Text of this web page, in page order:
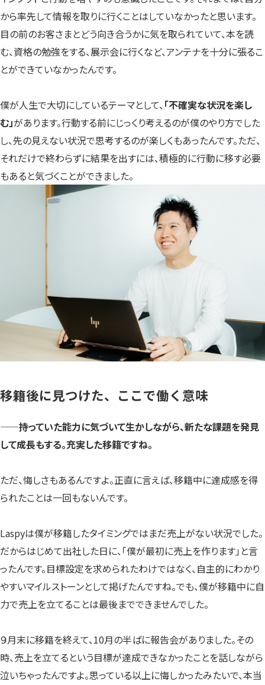
から率先して情報を取りに行くことはしていなかったと思います。
目の前のお客さまとどう向き合うかに気を取られていて、本を読
む、資格の勉強をする、展示会に行くなど、アンテナを十分に張るこ
とができていなかったんです。
僕が人生で大切にしているテーマとして、「不確実な状況を楽し
む」があります。行動する前にじっくり考えるのが僕のやり方でした
し、先の見えない状況で思考するのが楽しくもあったんです。ただ、
それだけで終わらずに結果を出すには、積極的に行動に移す必要
もあると気づくことができました。
移籍後に見つけた、ここで働く意味
——持っていた能力に気づいて生かしながら、新たな課題を発見
して成長もする。充実した移籍ですね。
ただ、悔しさもあるんですよ。正直に言えば、移籍中に達成感を得
られたことは一回もないんです。
Laspyは僕が移籍したタイミングではまだ売上がない状況でした。
だからはじめて出社した日に、「僕が最初に売上を作ります」と言
ったんです。目標設定を求められたわけではなく、自主的にわかり
やすいマイルストーンとして掲げたんですね。でも、僕が移籍中に自
力で売上を立てることは最後までできませんでした。
９月末に移籍を終えて、10月の半ばに報告会がありました。その
時、売上を立てるという目標が達成できなかったことを話しながら
泣いちゃったんですよ。思っている以上に悔しかったみたいで、本当